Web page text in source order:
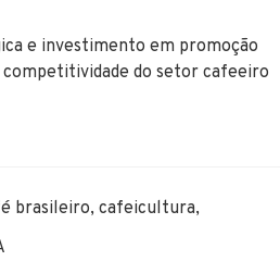
e investimento em promoção
do setor cafeeiro
brasileiro, cafeicultura,